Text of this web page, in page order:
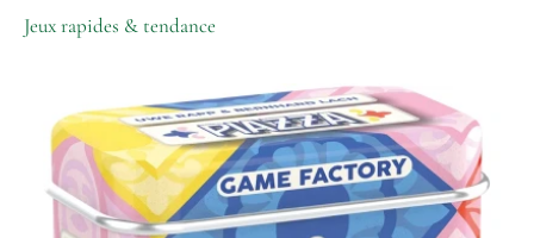
Jeux rapides & tendance
Piazza